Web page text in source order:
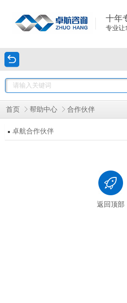
十年
专业让
首页 帮助中心 合作伙伴
卓航合作伙伴
返回顶部